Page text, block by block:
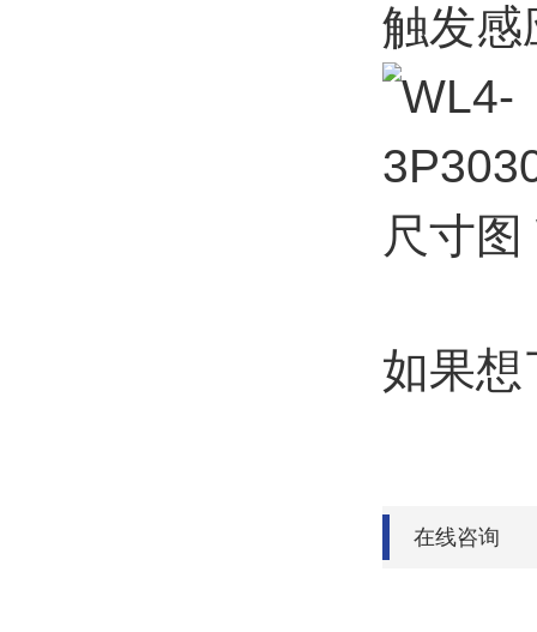
触发感
尺寸
如果想
在线咨询